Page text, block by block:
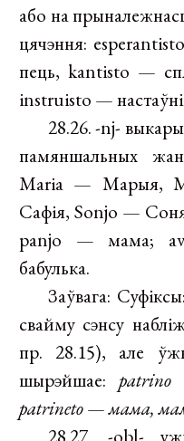
або на
цячэння:
пець, kantisto —
instruisto —
28.26. -nj-
памяншальных
Maria — Марыя,
Сафія, Sonjo —
panjo — мама;
бабулька.
Заўвага: Суфіксы:
свайму сэнсу
пр. 28.15), але
шырэйшае:patrino
patrineto—мама,